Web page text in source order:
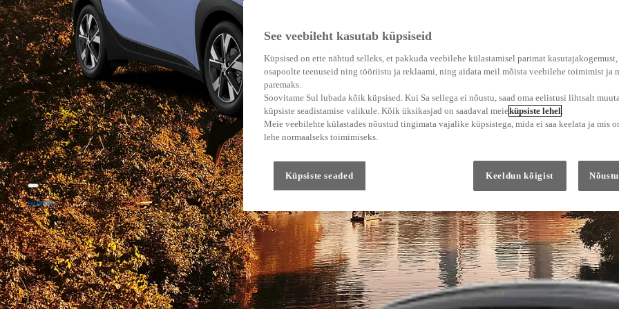
Alates
Kuumakse alates 196 € / kuu
Uus Yaris Cross
HÜBRIID
See veebileht kasutab küpsiseid
Küpsised on ette nähtud selleks, et pakkuda veebilehe külastamisel parimat
osapoolte teenuseid ning tööriistu ja reklaami, ning aidata meil mõista veebilehe toimimist ja
paremaks.
Soovitame Sul lubada kõik küpsised. Kui Sa sellega ei nõustu, saad oma eelistusi lihtsalt
küpsiste seadistamise valikule. Kõik üksikasjad on saadaval meieküpsiste lehel.
Meie veebilehte külastades nõustud tingimata vajalike küpsistega, mida ei saa keelata ja mis
lehe normaalseks toimimiseks.
Küpsiste seaded Keeldun kõigist